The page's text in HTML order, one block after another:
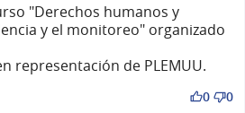
"Derechos humanos y
y el monitoreo" organizado
representación de PLEMUU.
0 0